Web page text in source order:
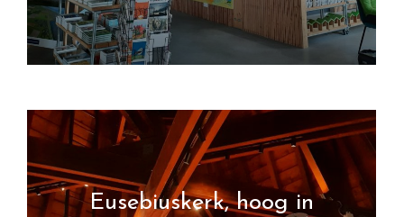
Eusebiuskerk, hoog in